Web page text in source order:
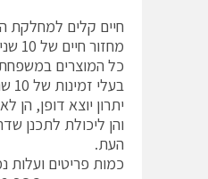
חיים קלים למחלקת
מחזור חיים של 10 שנים
יתרון יוצא דופן, הן
והן ליכולת לתכנן
העת.
כמות פריטים ועלות